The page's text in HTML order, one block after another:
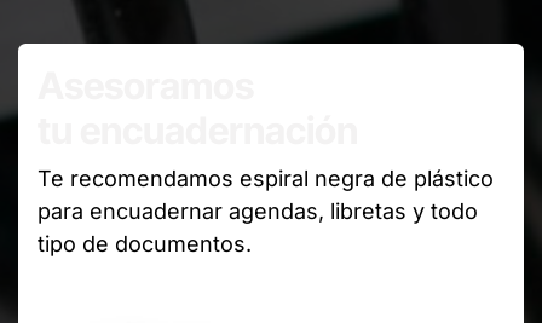
Te recomendamos espiral negra de plástico
para encuadernar agendas, libretas y todo
tipo de documentos.